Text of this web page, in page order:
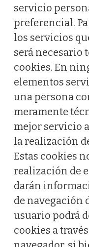
servicio
preferencial.
los servicios
será necesario
cookies. En
elementos
una persona
meramente
mejor servicio
la realización
Estas cookies
realización de
darán
de navegación
usuario podrá
cookies a